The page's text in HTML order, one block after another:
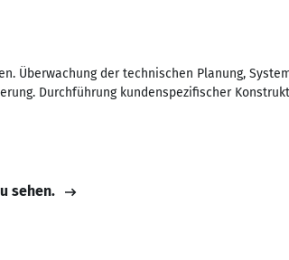
Überwachung der technischen Planung,
Durchführung kundenspezifischer
sehen.